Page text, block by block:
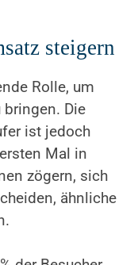
steigern
Rolle, um
bringen. Die
ist jedoch
Mal in
zögern, sich
ähnliche